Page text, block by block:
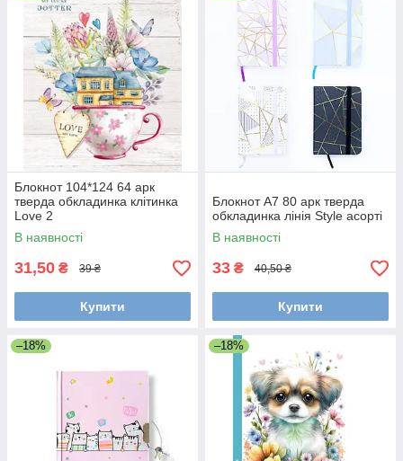
Блокнот 104*124 64 арк
тверда обкладинка клітинка
Love 2
В наявності
31,50 ₴ 39 ₴
Купити
Блокнот А7 80 арк тверда
обкладинка лінія Style асорті
В наявності
33 ₴ 40,50 ₴
Купити
–18% –18%